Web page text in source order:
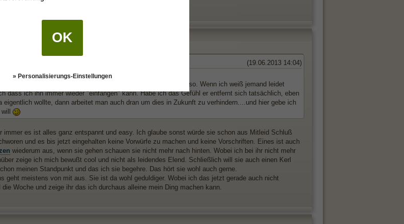
(19.06.2013 14:04)
ihr nicht wie sehr Dich das schmerzt. Klingt jetzt hart, ist aber so. Wenn ich weiß jemand leidet
dass ich ihn immer wieder "einfangen" kann. Habe ich das Gefühl er entfernt sich tatsächlich, eben
eigentlich wollte, dann arbeitet man auch dran um dies in Zukunft zu verhindern....und hier gebe ich
immer es ist alles ganz entspannt und easy. Ich glaube sonst würde sie schon aus Mitleid Schluß
und es bis jetzt eingehalten keine Vorwürfe zu machen und keine Vorschriften. Eines ist auch
wiederum aus, wenn sie gehen schauen sie nicht mehr nach hinten. Wobei ich bei ihr nicht mehr
zeige ich mich bewußt cool und nicht als leidendes Elend. Schließlich will sie auch einen Kerl
meinen Standpunkt und das ich sie begehre. Das hört sie wohl auch gerne.
geht meistens von mit aus. Sie ist da wohl geduldiger. Wobei ich das jetzt gerade auch nicht
Woche und zeige ihr das ich durchaus alleine mein Ding machen kann.
OK
» Personalisierungs-Einstellungen